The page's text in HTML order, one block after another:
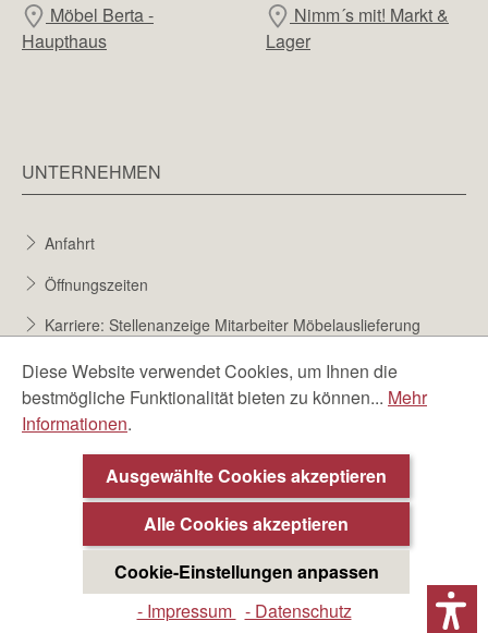
Möbel Berta -
Haupthaus
Nimm´s mit! Markt &
Lager
UNTERNEHMEN
Anfahrt
Öffnungszeiten
Karriere: Stellenanzeige Mitarbeiter Möbelauslieferung
Karriere bei Möbel Berta
Bewerbungsformular
Diese Website verwendet Cookies, um Ihnen die
bestmögliche Funktionalität bieten zu können... Mehr
Informationen.
Ausgewählte Cookies akzeptieren
Alle Cookies akzeptieren
Cookie-Einstellungen anpassen
- Impressum - Datenschutz